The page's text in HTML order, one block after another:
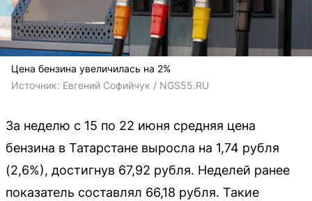
Цена бензина увеличилась на 2%
Источник: Евгений Софийчук / NGS55.RU
За неделю с 15 по 22 июня средняя цена
бензина в Татарстане выросла на 1,74 рубля
(2,6%), достигнув 67,92 рубля. Неделей ранее
показатель составлял 66,18 рубля. Такие